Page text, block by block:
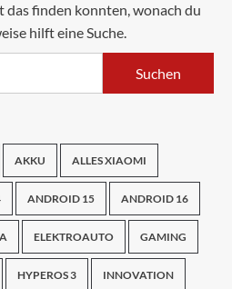
das finden konnten, wonach du
hilft eine Suche.
AKKU ALLES XIAOMI
ANDROID 15 ANDROID 16
ELEKTROAUTO GAMING
HYPEROS 3 INNOVATION